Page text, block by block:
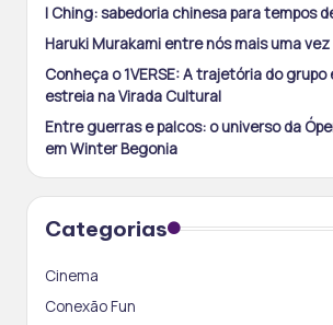
I Ching: sabedoria chinesa para tempos
Haruki Murakami entre nós mais uma vez
Conheça o 1VERSE: A trajetória do grupo
estreia na Virada Cultural
Entre guerras e palcos: o universo da
em Winter Begonia
Categorias
Cinema
Conexão Fun